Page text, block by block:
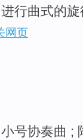
行曲式的
网页
小号协奏曲 ;